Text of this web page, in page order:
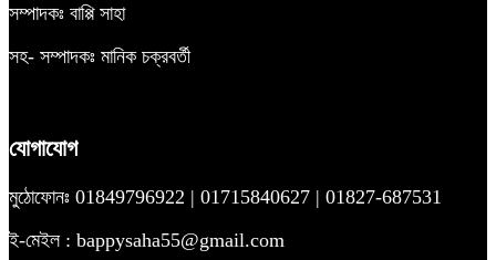
সম্পাদকঃ বাপ্পি সাহা
সহ- সম্পাদকঃ মানিক চক্রবর্তী
যোগাযোগ
মুঠোফোনঃ 01849796922 | 01715840627 | 01827-687531
ই-মেইল : bappysaha55@gmail.com